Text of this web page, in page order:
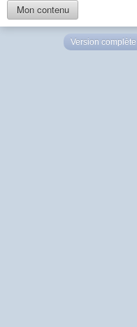
Mon contenu
Version complète